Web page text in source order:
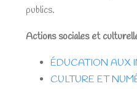
publics.
Actions sociales et
ÉDUCATION AUX
CULTURE ET